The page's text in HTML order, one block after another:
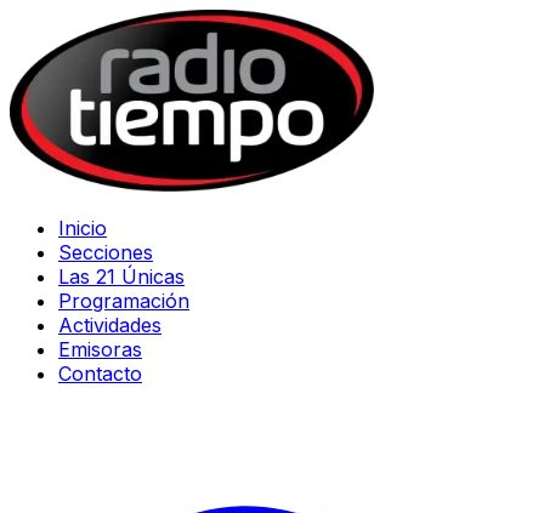
Inicio
Secciones
Las 21 Únicas
Programación
Actividades
Emisoras
Contacto